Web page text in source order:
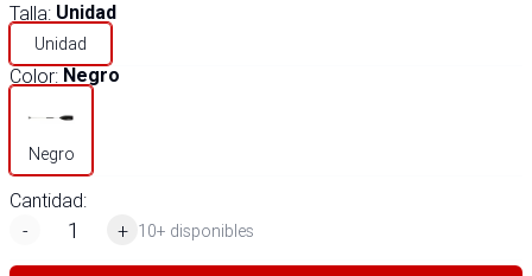
Talla: Unidad
Unidad
Color: Negro
Negro
Cantidad:
-
+ 10+ disponibles